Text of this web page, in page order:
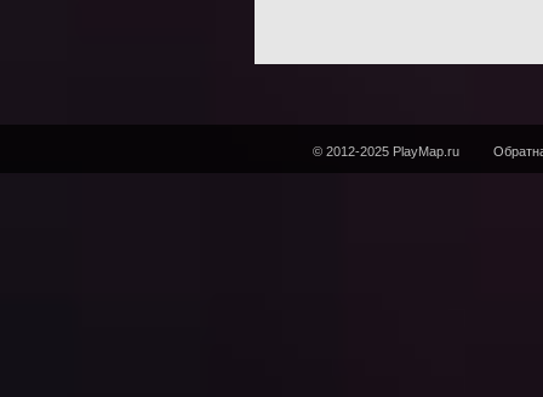
© 2012-2025 PlayMap.ru